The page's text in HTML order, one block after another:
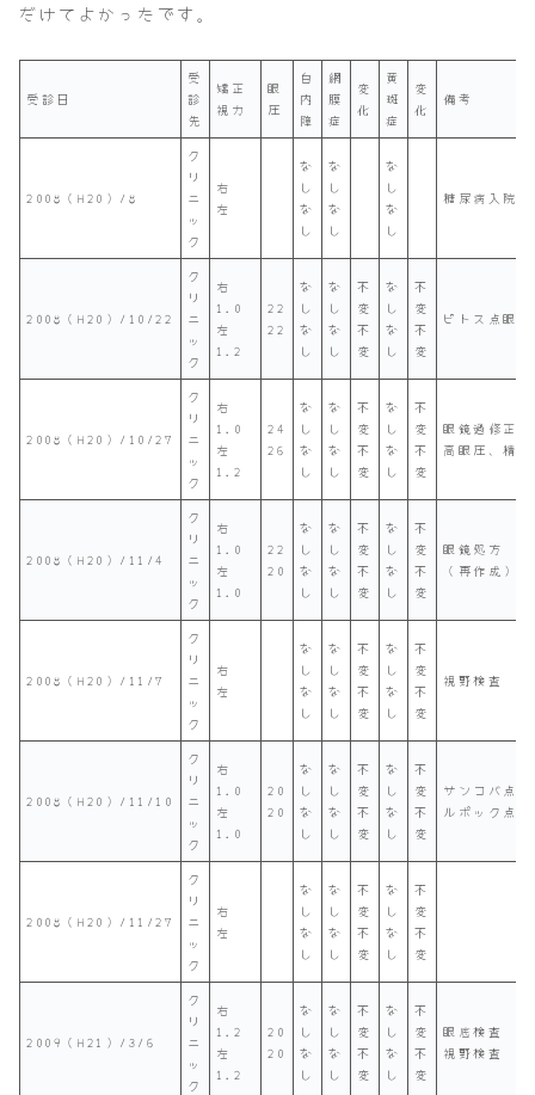
だけてよかったです。
受診日
受
診
先
矯正
視力
眼
圧
白
内
障
網
膜
症
変
化
黄
斑
症
変
化
備考
2008（H20）/8
ク
リ
ニ
ッ
ク
右
左
な
し
な
し
な
し
な
し
な
し
な
し
糖尿病入院後
2008（H20）/10/22
ク
リ
ニ
ッ
ク
右
1.0
左
1.2
22
22
な
し
な
し
な
し
な
し
不
変
不
変
な
し
な
し
不
変
不
変
ピトス点眼液
2008（H20）/10/27
ク
リ
ニ
ッ
ク
右
1.0
左
1.2
24
26
な
し
な
し
な
し
な
し
不
変
不
変
な
し
な
し
不
変
不
変
眼鏡過修正
高眼圧、精
2008（H20）/11/4
ク
リ
ニ
ッ
ク
右
1.0
左
1.0
22
20
な
し
な
し
な
し
な
し
不
変
不
変
な
し
な
し
不
変
不
変
眼鏡処方
（再作成）
2008（H20）/11/7
ク
リ
ニ
ッ
ク
右
左
な
し
な
し
な
し
な
し
不
変
不
変
な
し
な
し
不
変
不
変
視野検査
2008（H20）/11/10
ク
リ
ニ
ッ
ク
右
1.0
左
1.0
20
20
な
し
な
し
な
し
な
し
不
変
不
変
な
し
な
し
不
変
不
変
サンコバ点
ルポック点
2008（H20）/11/27
ク
リ
ニ
ッ
ク
右
左
な
し
な
し
な
し
な
し
不
変
不
変
な
し
な
し
不
変
不
変
2009（H21）/3/6
ク
リ
ニ
ッ
ク
右
1.2
左
1.2
20
20
な
し
な
し
な
し
な
し
不
変
不
変
な
し
な
し
不
変
不
変
眼底検査
視野検査